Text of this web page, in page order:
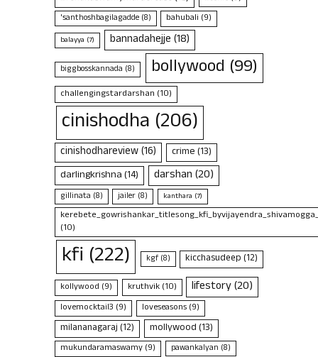
'santhoshbagilagadde (8) bahubali (9)
balayya (7) bannadahejje(18)
biggbosskannada (8) bollywood (99)
challengingstardarshan (10)
cinishodha (206)
cinishodhareview(16) crime(13)
darlingkrishna(14) darshan(20)
gillinata (8) jailer (8) kanthara (7)
(10)
kfi (222) kgf(8) kicchasudeep(12)
kollywood (9) kruthvik(10) lifestory(20)
lovemocktail3 (9) loveseasons(9)
milananagaraj(12) mollywood(13)
mukundaramaswamy (9) pawankalyan (8)